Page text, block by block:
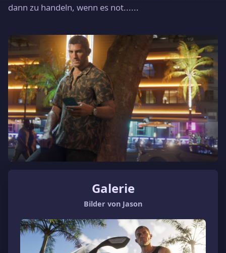
dann zu handeln, wenn es not......
Galerie
Bilder von Jason